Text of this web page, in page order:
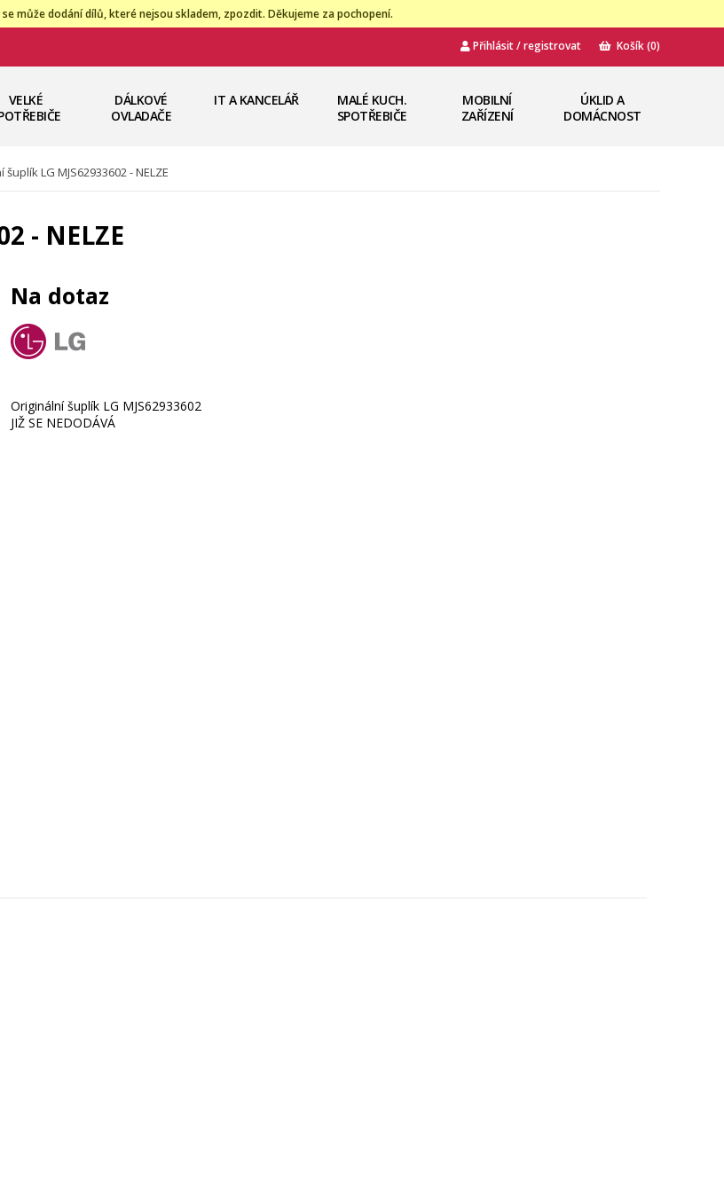
může dodání dílů, které nejsou skladem, zpozdit. Děkujeme za pochopení.
Přihlásit / registrovat Košík(0)
VELKÉ
DÁLKOVÉ
OVLADAČE
IT A KANCELÁŘ
MALÉ KUCH.
SPOTŘEBIČE
MOBILNÍ
ZAŘÍZENÍ
ÚKLID A
DOMÁCNOST
LG MJS62933602 - NELZE
- NELZE
Na dotaz
Originální šuplík LG MJS62933602
JIŽ SE NEDODÁVÁ